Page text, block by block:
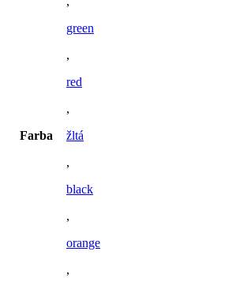
Farba
green
,
red
,
žltá
,
black
,
orange
,